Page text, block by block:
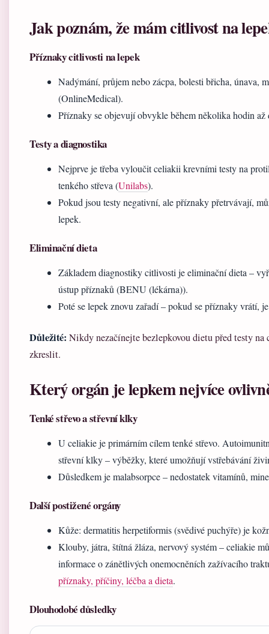
Jak poznám, že mám citlivost na
Příznaky citlivosti na lepek
Nadýmání, průjem nebo zácpa, bolesti břicha, únava,
(OnlineMedical).
Příznaky se objevují obvykle během několika hodin
Testy a diagnostika
Nejprve je třeba vyloučit celiakii krevními testy na
tenkého střeva (Unilabs).
Pokud jsou testy negativní, ale příznaky přetrvávají,
lepek.
Eliminační dieta
Základem diagnostiky citlivosti je eliminační dieta –
ústup příznaků (BENU (lékárna)).
Poté se lepek znovu zařadí – pokud se příznaky vrátí,
Důležité: Nikdy nezačínejte bezlepkovou dietu před testy
zkreslit.
Který orgán je lepkem nejvíce
Tenké střevo a střevní klky
U celiakie je primárním cílem tenké střevo.
střevní klky – výběžky, které umožňují vstřebávání
Důsledkem je malabsorpce – nedostatek vitamínů,
Další postižené orgány
Kůže: dermatitis herpetiformis (svědivé puchýře) je
Klouby, játra, štítná žláza, nervový systém – celiakie
informace o zánětlivých onemocněních zažívacího
příznaky, příčiny, léčba a dieta.
Dlouhodobé důsledky